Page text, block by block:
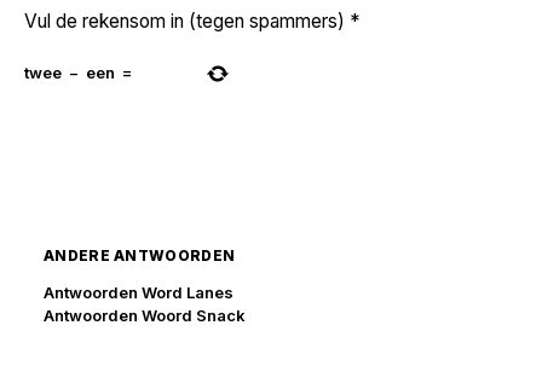
Vul de rekensom in (tegen spammers) *
twee − een =
ANDERE ANTWOORDEN
Antwoorden Word Lanes
Antwoorden Woord Snack